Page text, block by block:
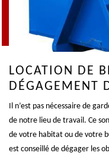
LOCATION DE
DÉGAGEMENT
Il n’est pas nécessaire de
de notre lieu de travail. Ce
de votre habitat ou de votre
est conseillé de dégager les